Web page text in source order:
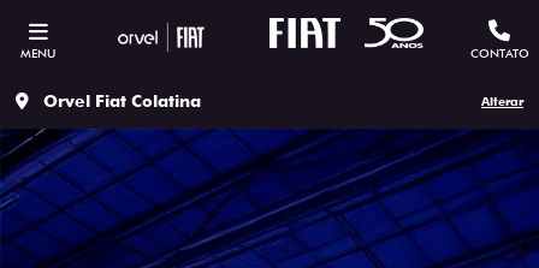
MENU CONTATO
Orvel Fiat Colatina Alterar